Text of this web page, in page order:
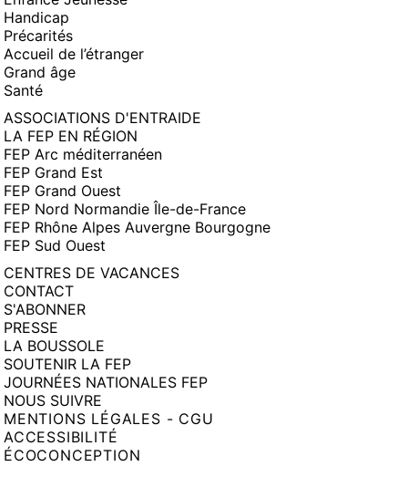
Handicap
Précarités
Accueil de l’étranger
Grand âge
Santé
ASSOCIATIONS D'ENTRAIDE
LA FEP EN RÉGION
FEP Arc méditerranéen
FEP Grand Est
FEP Grand Ouest
FEP Nord Normandie Île-de-France
FEP Rhône Alpes Auvergne Bourgogne
FEP Sud Ouest
CENTRES DE VACANCES
CONTACT
S'ABONNER
PRESSE
LA BOUSSOLE
SOUTENIR LA FEP
JOURNÉES NATIONALES FEP
NOUS SUIVRE
MENTIONS LÉGALES - CGU
ACCESSIBILITÉ
ÉCOCONCEPTION